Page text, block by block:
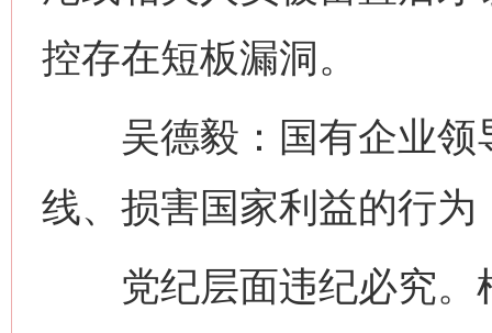
控存在短板漏洞。
吴德毅：国有企业领
线、损害国家利益的行
党纪层面违纪必究。